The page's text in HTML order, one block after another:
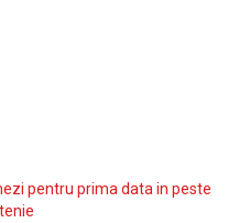
pentru prima data in peste